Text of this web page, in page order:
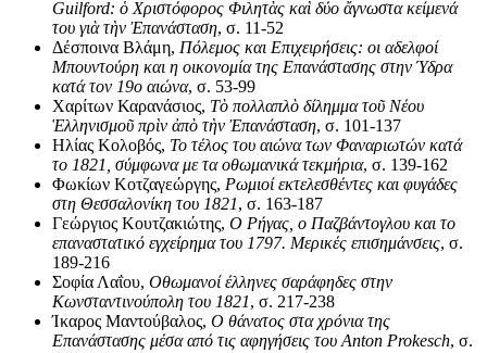
Guilford: ὁ Χριστόφορος Φιλητὰς καὶ δύο ἄγνωστα κείμενά
του γιὰτὴν Ἐπανάσταση, σ. 11-52
Δέσποινα Βλάμη, Πόλεμος και Επιχειρήσεις: οι αδελφοί
Μπουντούρη και η οικονομία της Επανάστασης στην Ύδρα
κατά τον 19ο αιώνα, σ. 53-99
Χαρίτων Καρανάσιος, Τὸ πολλαπλὸ δίλημμα τοῦΝέου
Ἑλληνισμοῦπρὶν ἀπὸ τὴν Ἐπανάσταση, σ. 101-137
Ηλίας Κολοβός, Το τέλος του αιώνα των Φαναριωτών κατά
το 1821, σύμφωνα με τα οθωμανικά τεκμήρια, σ. 139-162
Φωκίων Κοτζαγεώργης, Ρωμιοί εκτελεσθέντες και φυγάδες
στη Θεσσαλονίκη του 1821, σ. 163-187
Γεώργιος Κουτζακιώτης, Ο Ρήγας, ο Παζβάντογλου και το
επαναστατικό εγχείρημα του 1797. Μερικές επισημάνσεις, σ.
189-216
Σοφία Λαΐου, Οθωμανοί έλληνες σαράφηδες στην
Κωνσταντινούπολη του 1821, σ. 217-238
Ίκαρος Μαντούβαλος, Ο θάνατος στα χρόνια της
Επανάστασης μέσα από τις αφηγήσεις του Anton Prokesch, σ.